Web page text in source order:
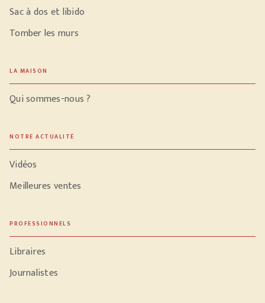
Sac à dos et libido
Tomber les murs
LA MAISON
Qui sommes-nous ?
NOTRE ACTUALITÉ
Vidéos
Meilleures ventes
PROFESSIONNELS
Libraires
Journalistes